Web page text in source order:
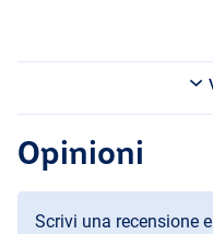
Opinioni
Scrivi una recensione